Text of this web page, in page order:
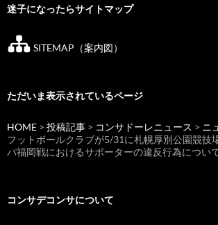
迷子になったらサイトマップ
SITEMAP（案内図）
ただいま表示されているページ
HOME > 投稿記事 > コンサドーレニュース > ニ
フットボールクラブが5/31に札幌厚別公園競技
パ福岡戦におけるサポーターの違反行為につい
コンサデコンサについて